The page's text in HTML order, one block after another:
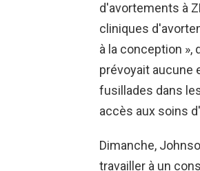
d'avortements à
cliniques
à la conception
prévoyait aucune
fusillades dans
accès aux soins
Dimanche,
travailler à un